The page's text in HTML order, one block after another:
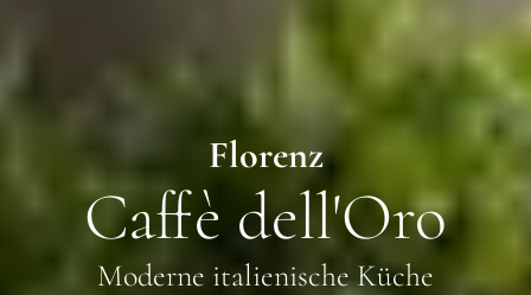
Florenz
Caffè dell'Oro
Moderne italienische Küche